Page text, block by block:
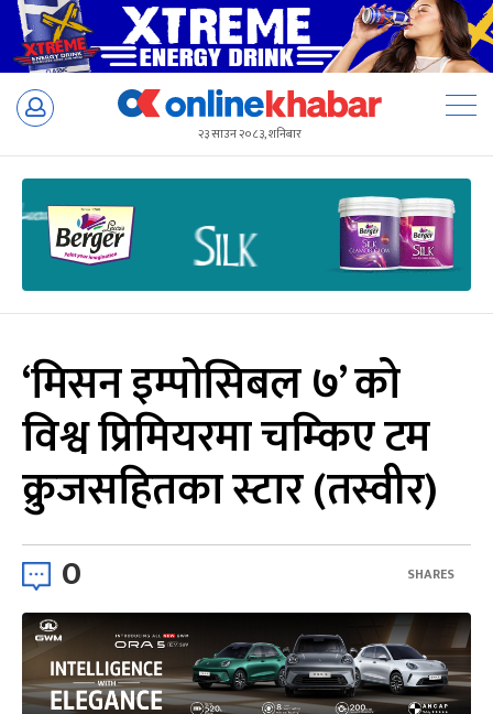
Skip
२३ साउन २०८३, शनिबार
‘मिसन इम्पोसिबल ७’ को
विश्व प्रिमियरमा चम्किए टम
क्रुजसहितका स्टार (तस्वीर)
0 SHARES